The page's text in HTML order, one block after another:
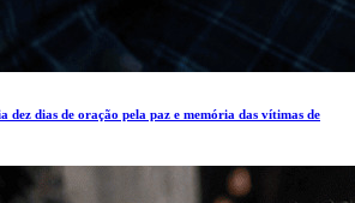
dias de oração pela paz e memória das vítimas de